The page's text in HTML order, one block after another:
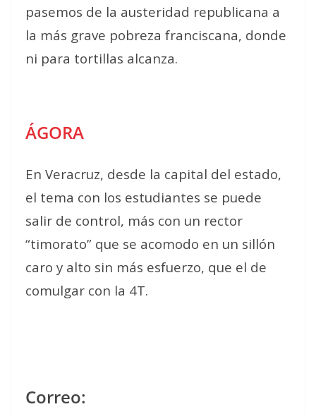
pasemos de la austeridad republicana a
la más grave pobreza franciscana, donde
ni para tortillas alcanza.
ÁGORA
En Veracruz, desde la capital del estado,
el tema con los estudiantes se puede
salir de control, más con un rector
“timorato” que se acomodo en un sillón
caro y alto sin más esfuerzo, que el de
comulgar con la 4T.
Correo: